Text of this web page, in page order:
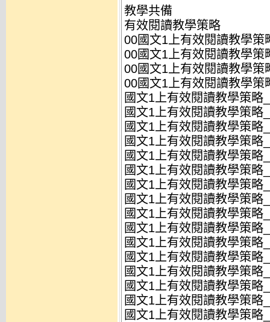
教學共備
有效閱讀教學策略
00國文1上有效閱讀教學策
00國文1上有效閱讀教學策
00國文1上有效閱讀教學策
00國文1上有效閱讀教學策
國文1上有效閱讀教學策略
國文1上有效閱讀教學策略
國文1上有效閱讀教學策略
國文1上有效閱讀教學策略
國文1上有效閱讀教學策
國文1上有效閱讀教學策
國文1上有效閱讀教學策
國文1上有效閱讀教學策
國文1上有效閱讀教學策
國文1上有效閱讀教學策
國文1上有效閱讀教學策
國文1上有效閱讀教學策
國文1上有效閱讀教學策略
國文1上有效閱讀教學策
國文1上有效閱讀教學策略
國文1上有效閱讀教學策